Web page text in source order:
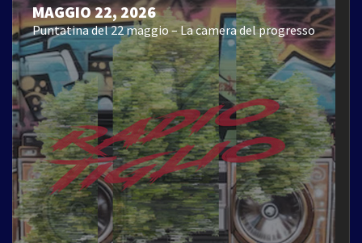
MAGGIO 22, 2026
Puntatina del 22 maggio – La camera del progresso